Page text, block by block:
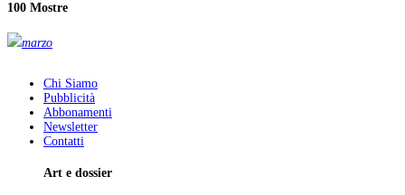
100 Mostre
marzo
Chi Siamo
Pubblicità
Abbonamenti
Newsletter
Contatti
Art e dossier